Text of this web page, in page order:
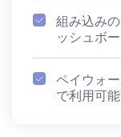
組み込み
ッシュボ
ペイウォ
で利用可能